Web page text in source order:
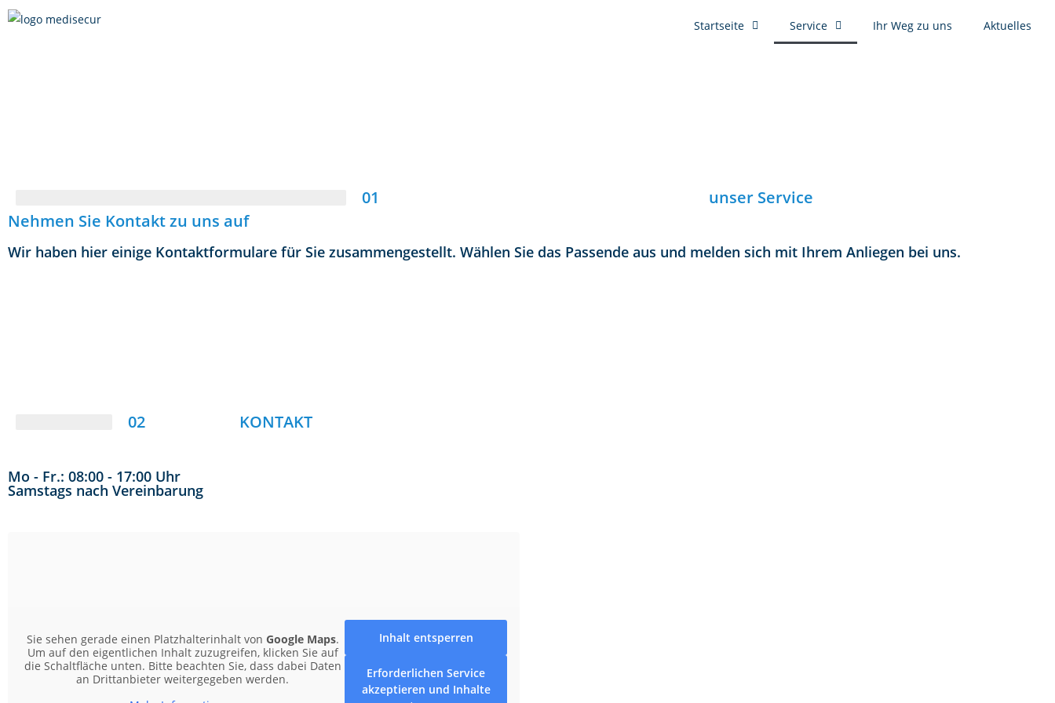
Startseite Service Ihr Weg zu uns Aktuelles
01
unser Service
Nehmen Sie Kontakt zu uns auf
Wir haben hier einige Kontaktformulare für Sie zusammengestellt. Wählen Sie das Passende aus und melden sich mit Ihrem Anliegen bei uns.
02 KONTAKT
Mo - Fr.: 08:00 - 17:00 Uhr
Samstags nach Vereinbarung
Sie sehen gerade einen Platzhalterinhalt von Google Maps.
Um auf den eigentlichen Inhalt zuzugreifen, klicken Sie auf
die Schaltfläche unten. Bitte beachten Sie, dass dabei Daten
an Drittanbieter weitergegeben werden.
Inhalt entsperren
Erforderlichen Service
akzeptieren und Inhalte